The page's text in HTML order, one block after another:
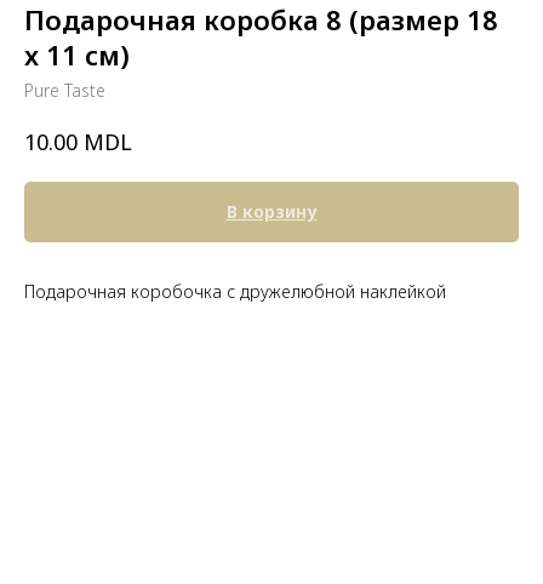
Подарочная коробка 8 (размер 18
х 11 см)
Pure Taste
10.00 MDL
В корзину
Подарочная коробочка с дружелюбной наклейкой